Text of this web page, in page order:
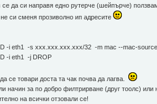
да си направя едно рутерче (шейпърче)
си сменя прозиволно ип адресите
-i eth1 -s xxx.xxx.xxx.xxx/32 -m mac --mac-
-i eth1 -j DROP
се товари доста та чак почва да лагва.
начин за по добро филтрирване (друг тоолс) или
на всички отзовали се!